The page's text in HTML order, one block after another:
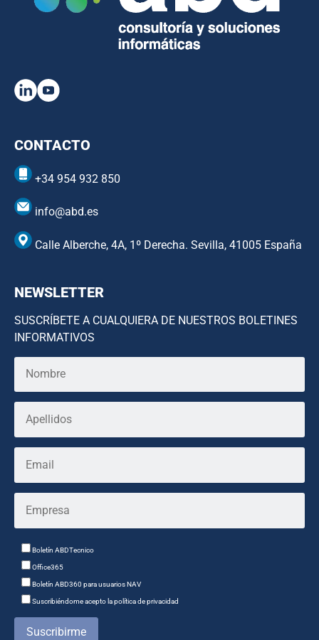
CONTACTO
+34 954 932 850
info@abd.es
Calle Alberche, 4A, 1º Derecha. Sevilla, 41005 España
NEWSLETTER
SUSCRÍBETE A CUALQUIERA DE NUESTROS BOLETINES
INFORMATIVOS
Boletín ABDTecnico
Office365
Boletín ABD360 para usuarios NAV
Suscribiéndome acepto la política de privacidad
Suscribirme